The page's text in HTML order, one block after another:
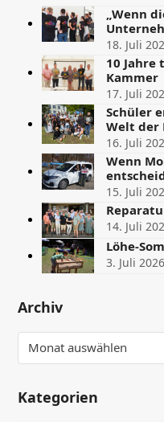
„Wenn
18. Juli
10
Kammer
17. Juli
Schüler
Welt der
16. Juli
Wenn
15. Juli
14. Juli
Löhe-
3. Juli 2026
Archiv
Archiv
Kategorien